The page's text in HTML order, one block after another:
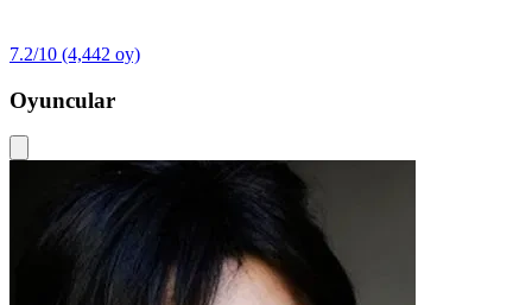
7.2/10 (4,442 oy)
Oyuncular